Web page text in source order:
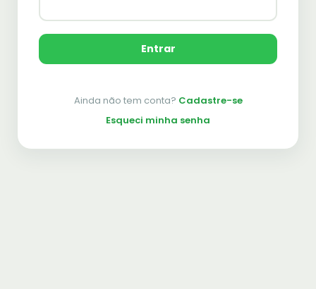
Entrar
Ainda não tem conta? Cadastre-se
Esqueci minha senha